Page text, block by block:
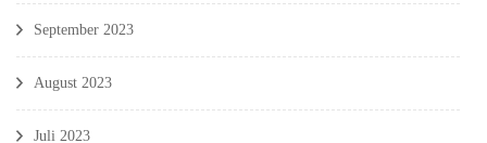
September 2023
August 2023
Juli 2023